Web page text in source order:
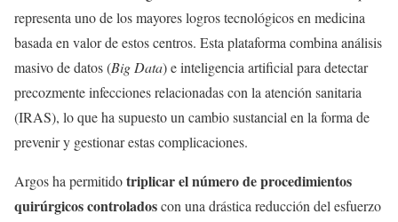
representa uno de los mayores logros tecnológicos en medicina
basada en valor de estos centros. Esta plataforma combina análisis
masivo de datos (Big Data) e inteligencia artificial para detectar
precozmente infecciones relacionadas con la atención sanitaria
(IRAS), lo que ha supuesto un cambio sustancial en la forma de
prevenir y gestionar estas complicaciones.
Argos ha permitidotriplicar el número de procedimientos
quirúrgicos controladoscon una drástica reducción del esfuerzo